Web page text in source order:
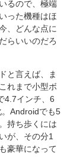
るので、極端
った機種はほ
、どんな点に
らいいのだろ
と言えば、ま
れまで小型ボ
4.7インチ、6
Androidでも5
持ち歩くには
が、その分1
豪華になって